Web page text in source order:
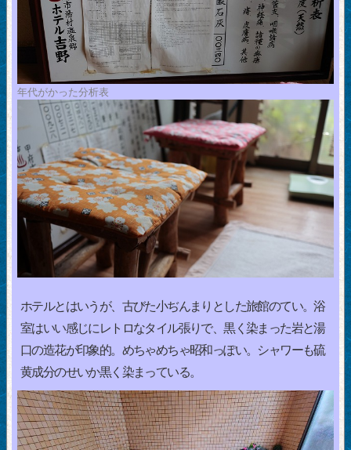
年代がかった分析表
ホテルとはいうが、古びた小ぢんまりとした旅館のてい。浴
室はいい感じにレトロなタイル張りで、黒く染まった岩と湯
口の造花が印象的。めちゃめちゃ昭和っぽい。シャワーも硫
黄成分のせいか黒く染まっている。